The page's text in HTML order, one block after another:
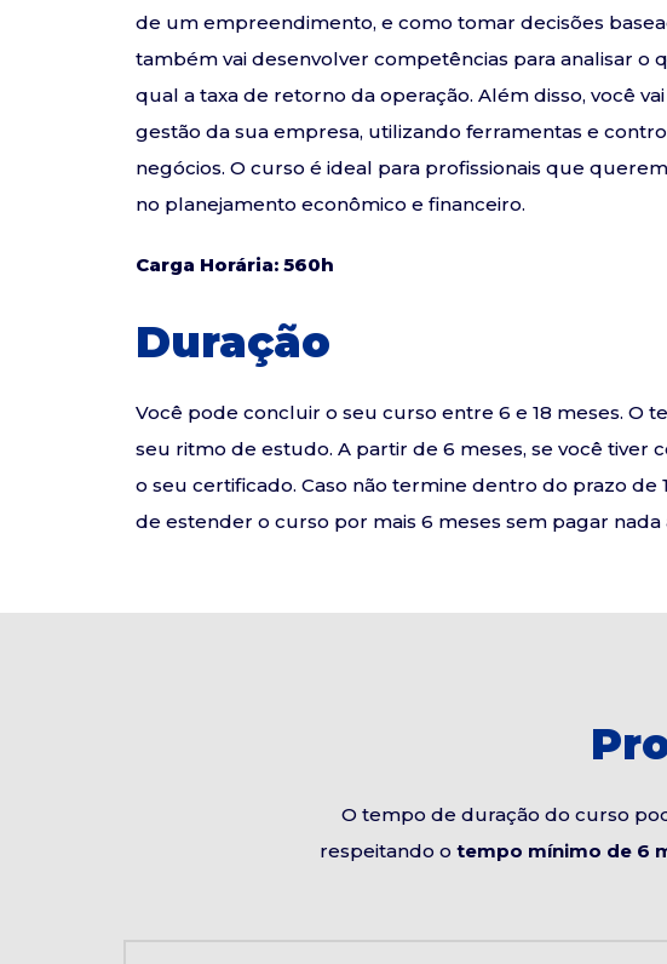
de um empreendimento, e como tomar decisões
também vai desenvolver competências para analisar o
qual a taxa de retorno da operação. Além disso, você
gestão da sua empresa, utilizando ferramentas e
negócios. O curso é ideal para profissionais que
no planejamento econômico e financeiro.
Carga Horária: 560h
Duração
Você pode concluir o seu curso entre 6 e 18 meses. O
seu ritmo de estudo. A partir de 6 meses, se você tiver
o seu certificado. Caso não termine dentro do prazo de
de estender o curso por mais 6 meses sem pagar nada
O tempo de duração do curso
respeitando o tempo mínimo de 6